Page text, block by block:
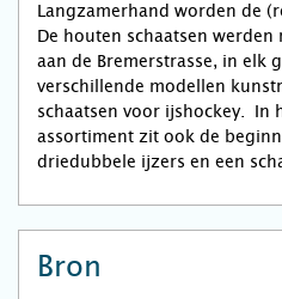
Langzamerhand worden de
De houten schaatsen
aan de Bremerstrasse, in elk
verschillen­de modellen
schaatsen voor ijshoc­key. In
assortiment zit ook de
driedubbele ijzers en een
Bron